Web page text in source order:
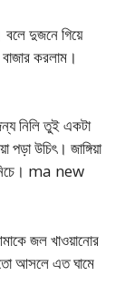
দুজনে গিয়ে
করলাম।
নিলি তুই একটা
পড়া উচিৎ। জাঙ্গিয়া
নিচে। ma new
জল খাওয়ানোর
আসলে এত ঘামে